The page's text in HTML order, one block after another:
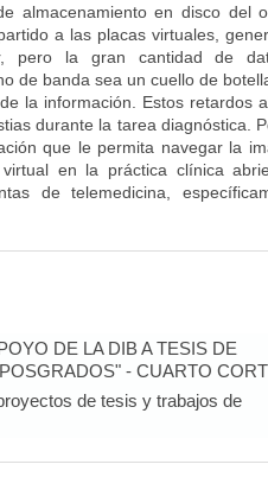
almacenamiento en disco del
a las placas virtuales,
pero la gran cantidad de
de banda sea un cuello de
la información. Estos retardos
durante la tarea diagnóstica.
que le permita navegar la
en la práctica clínica
de telemedicina,
DE LA DIB A TESIS DE
- CUARTO
de tesis y trabajos de